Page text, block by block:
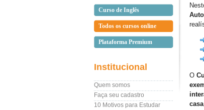
Curso de Inglês
Todos os cursos online
Plataforma Premium
Institucional
Quem somos
Faça seu cadastro
10 Motivos para Estudar
O
casa